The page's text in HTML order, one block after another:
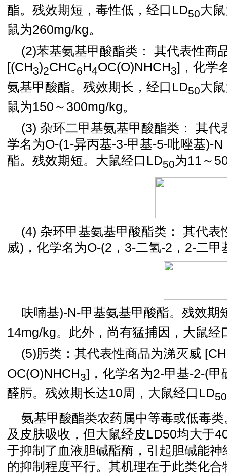
酯。残效期短，毒性低，经口LD50大
鼠为260mg/kg。
(2)苯基氨基甲酸酯类： 其代表性商
[(CH3)2CHC6H4OC(O)NHCH3]，化学
氨基甲酸酯。残效期长，经口LD50大
鼠为150～300mg/kg。
(3) 杂环二甲基氨基甲酸酯类： 其代
学名为O-(1-异丙基-3-甲基-5-吡唑基)-
酯。残效期短。大鼠经口LD50为11～
(4) 杂环甲基氨基甲酸酯类： 其代表
威)，化学名为O-(2，3-二氢-2，2-二甲
呋喃基)-N-甲基氨基甲酸酯。残效期
14mg/kg。此外，尚有猛捕因，大鼠经
(5)肟类：其代表性商品为涕灭威 [CH
OC(O)NHCH3]，化学名为2-甲基-2-(甲
醛肟。残效期长达10周，大鼠经口LD50
氨基甲酸酯类农药属中等毒或低毒
及皮肤吸收，但大鼠经皮LD50均大于
于抑制了血液胆碱酯酶，引起胆碱能
的抑制程度平行。其机理在于此类化